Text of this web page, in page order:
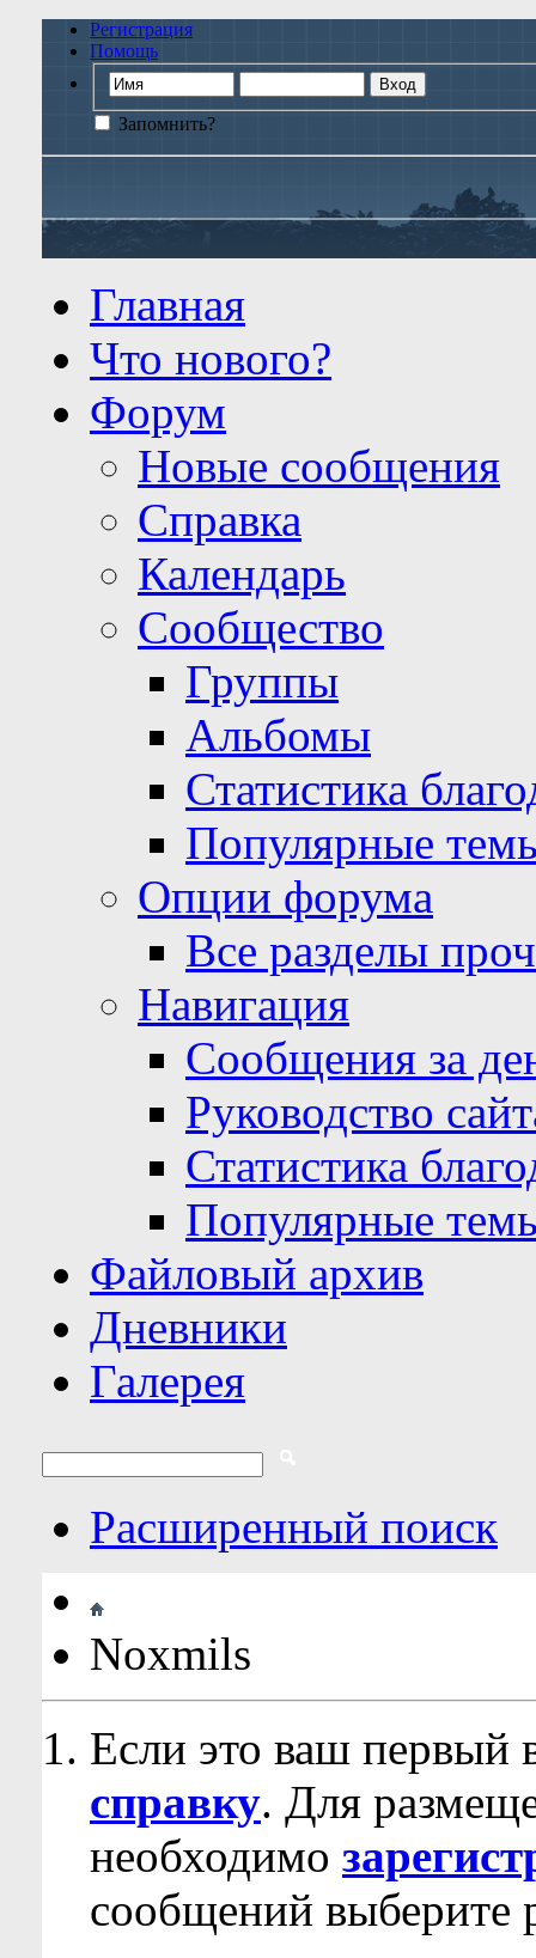
Регистрация
Помощь
Запомнить?
Главная
Что нового?
Форум
Новые сообщения
Справка
Календарь
Сообщество
Группы
Альбомы
Статистика
Популярные
Опции форума
Все разделы
Навигация
Сообщения за
Руководство
Статистика
Популярные
Файловый архив
Дневники
Галерея
Расширенный поиск
Noxmils
Если это ваш первый
справку. Для
необходимо
сообщений выберите